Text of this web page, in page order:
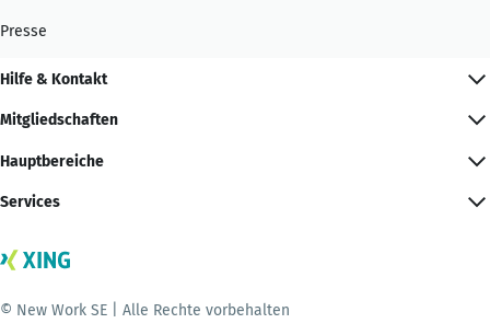
Presse
Hilfe & Kontakt
Mitgliedschaften
Hauptbereiche
Services
© New Work SE | Alle Rechte vorbehalten